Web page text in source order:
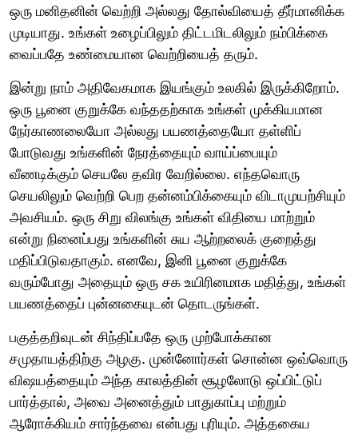
ஒரு மனிதனின் வெற்றி அல்லது தோல்வியைத் தீர்மானிக்க
முடியாது. உங்கள் உழைப்பிலும் திட்டமிடலிலும் நம்பிக்கை
வைப்பதே உண்மையான வெற்றியைத் தரும்.
இன்று நாம் அதிவேகமாக இயங்கும் உலகில் இருக்கிறோம்.
ஒரு பூனை குறுக்கே வந்ததற்காக உங்கள் முக்கியமான
நேர்காணலையோ அல்லது பயணத்தையோ தள்ளிப்
போடுவது உங்களின் நேரத்தையும் வாய்ப்பையும்
வீணடிக்கும் செயலே தவிர வேறில்லை. எந்தவொரு
செயலிலும் வெற்றி பெற தன்னம்பிக்கையும் விடாமுயற்சியும்
அவசியம். ஒரு சிறு விலங்கு உங்கள் விதியை மாற்றும்
என்று நினைப்பது உங்களின் சுய ஆற்றலைக் குறைத்து
மதிப்பிடுவதாகும். எனவே, இனி பூனை குறுக்கே
வரும்போது அதையும் ஒரு சக உயிரினமாக மதித்து, உங்கள்
பயணத்தைப் புன்னகையுடன் தொடருங்கள்.
பகுத்தறிவுடன் சிந்திப்பதே ஒரு முற்போக்கான
சமுதாயத்திற்கு அழகு. முன்னோர்கள் சொன்ன ஒவ்வொரு
விஷயத்தையும் அந்த காலத்தின் சூழலோடு ஒப்பிட்டுப்
பார்த்தால், அவை அனைத்தும் பாதுகாப்பு மற்றும்
ஆரோக்கியம் சார்ந்தவை என்பது புரியும். அத்தகைய